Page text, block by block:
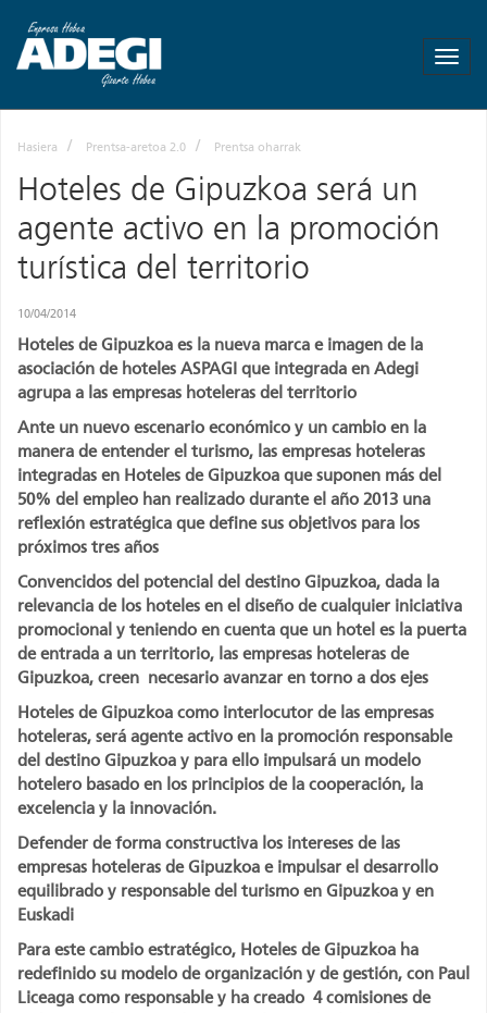
ADEGI
Gipuzkoa
Más
empresa
Mas
Hasiera Prentsa-aretoa 2.0 Prentsa oharrak
Hoteles de Gipuzkoa será un
agente activo en la promoción
turística del territorio
10/04/2014
Hoteles de Gipuzkoa es la nueva marca e imagen de la
asociación de hoteles ASPAGI que integrada en Adegi
agrupa a las empresas hoteleras del territorio
Ante un nuevo escenario económico y un cambio en la
manera de entender el turismo, las empresas hoteleras
integradas en Hoteles de Gipuzkoa que suponen más del
50% del empleo han realizado durante el año 2013 una
reflexión estratégica que define sus objetivos para los
próximos tres años
Convencidos del potencial del destino Gipuzkoa, dada la
relevancia de los hoteles en el diseño de cualquier iniciativa
promocional y teniendo en cuenta que un hotel es la puerta
de entrada a un territorio, las empresas hoteleras de
Gipuzkoa, creen necesario avanzar en torno a dos ejes
Hoteles de Gipuzkoa como interlocutor de las empresas
hoteleras, será agente activo en la promoción responsable
del destino Gipuzkoa y para ello impulsará un modelo
hotelero basado en los principios de la cooperación, la
excelencia y la innovación.
Defender de forma constructiva los intereses de las
empresas hoteleras de Gipuzkoa e impulsar el desarrollo
equilibrado y responsable del turismo en Gipuzkoa y en
Euskadi
Para este cambio estratégico, Hoteles de Gipuzkoa ha
redefinido su modelo de organización y de gestión, con Paul
Liceaga como responsable y ha creado 4 comisiones de